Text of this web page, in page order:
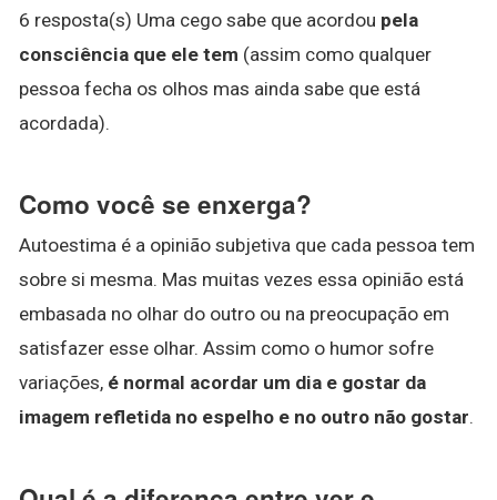
6 resposta(s) Uma cego sabe que acordou pela
consciência que ele tem (assim como qualquer
pessoa fecha os olhos mas ainda sabe que está
acordada).
Como você se enxerga?
Autoestima é a opinião subjetiva que cada pessoa tem
sobre si mesma. Mas muitas vezes essa opinião está
embasada no olhar do outro ou na preocupação em
satisfazer esse olhar. Assim como o humor sofre
variações, é normal acordar um dia e gostar da
imagem refletida no espelho e no outro não gostar.